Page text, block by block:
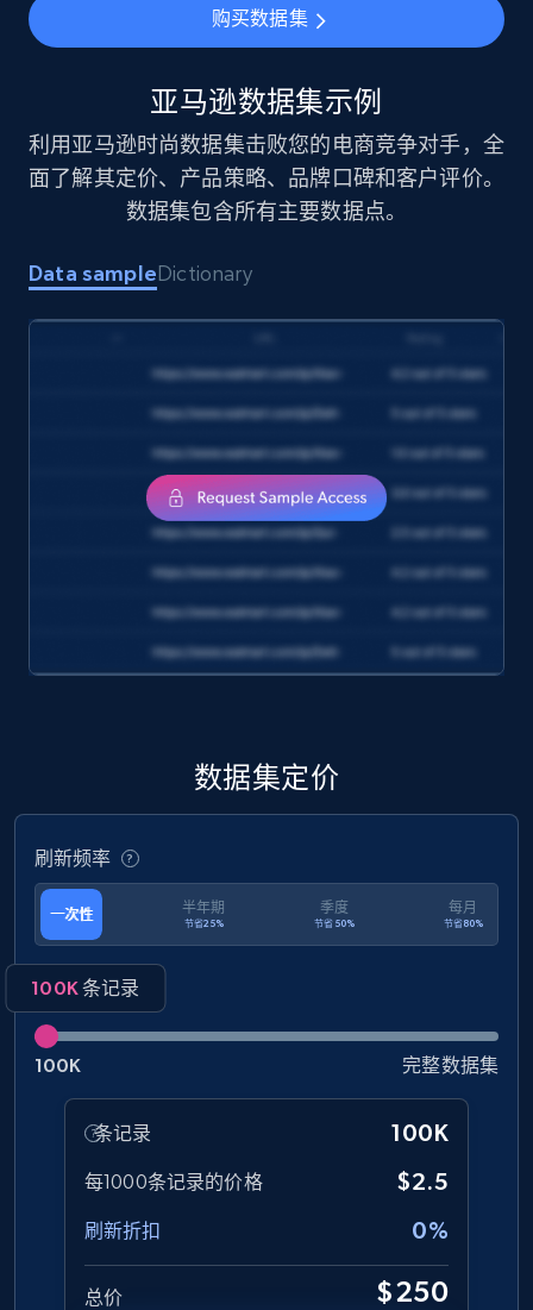
购买数据集
亚马逊数据集示例
利用亚马逊时尚数据集击败您的电商竞争对手，全
面了解其定价、产品策略、品牌口碑和客户评价。
数据集包含所有主要数据点。
Data sampleDictionary
数据集定价
刷新频率
一次性 半年期
节省25%
季度
节省50%
每月
节省80%
100K条记录
100K 完整数据集
条记录 100K
每1000条记录的价格 $2.5
刷新折扣 0%
总价 $250